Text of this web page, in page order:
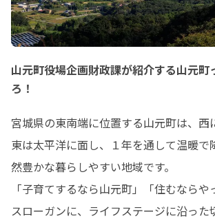
山元町役場企画財政課が紹介する山元町
ろ！
宮城県の東南端に位置する山元町は、西
東は太平洋に面し、１年を通して温暖で
然豊かな暮らしやすい地域です。
「子育てするなら山元町」「住むなら
スローガンに、ライフステージに沿った